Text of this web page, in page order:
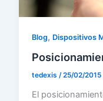
Blog, Dispositivos
tedexis/25/02/2015
El